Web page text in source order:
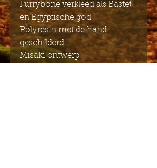
Furrybone verkleed als Bastet
en Egyptische god
Polyresin met de hand
geschilderd
Misaki ontwerp